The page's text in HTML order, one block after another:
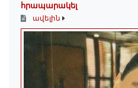
հրապարակել
ավելին